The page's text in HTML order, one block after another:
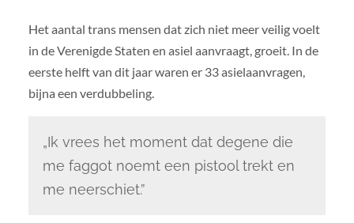
Het aantal trans mensen dat zich niet meer veilig voelt
in de Verenigde Staten en asiel aanvraagt, groeit. In de
eerste helft van dit jaar waren er 33 asielaanvragen,
bijna een verdubbeling.
„Ik vrees het moment dat degene die
me faggot noemt een pistool trekt en
me neerschiet.”